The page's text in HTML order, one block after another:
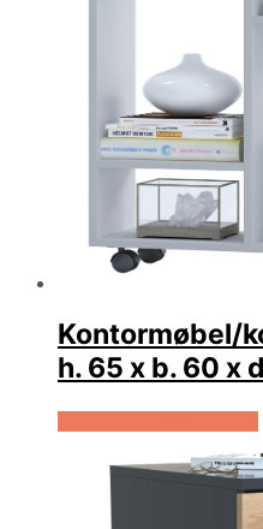
Kontormøbel/
h. 65 x b. 60 x